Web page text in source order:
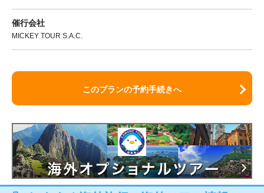
催行会社
MICKEY TOUR S.A.C.
このプランの予約手続きへ